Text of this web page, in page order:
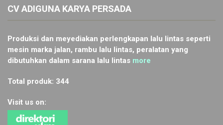
CV ADIGUNA KARYA PERSADA
Produksi dan meyediakan perlengkapan lalu lintas seperti
mesin marka jalan, rambu lalu lintas, peralatan yang
dibutuhkan dalam sarana lalu lintas more
Total produk: 344
Visit us on: